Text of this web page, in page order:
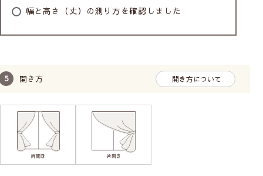
幅と高さ（丈）の測り方を確認しました
開き方 開き方について